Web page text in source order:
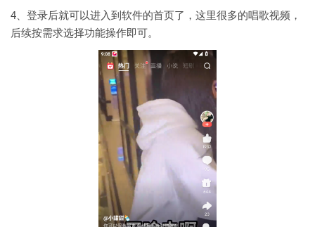
4、登录后就可以进入到软件的首页了，这里很多的唱歌视频，
后续按需求选择功能操作即可。